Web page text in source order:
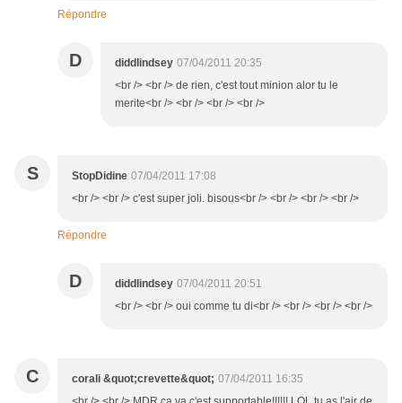
Répondre
D diddlindsey 07/04/2011 20:35
<br /> <br /> de rien, c'est tout minion alor tu le
merite<br /> <br /> <br /> <br />
S StopDidine 07/04/2011 17:08
<br /> <br /> c'est super joli. bisous<br /> <br /> <br /> <br />
Répondre
D diddlindsey 07/04/2011 20:51
<br /> <br /> oui comme tu di<br /> <br /> <br /> <br />
C corali &quot;crevette&quot; 07/04/2011 16:35